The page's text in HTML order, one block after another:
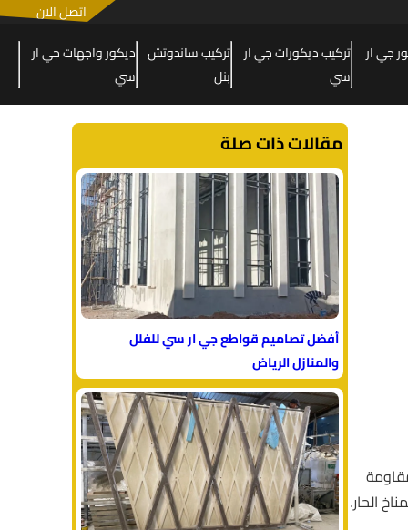
اتصل الان
جي ار
تركيب ديكورات جي ار
سي
تركيب ساندوتش
بنل
ديكور واجهات جي ار
سي
الحار.
مقالات ذات صلة
أفضل تصاميم قواطع جي ار سي للفلل
والمنازل الرياض